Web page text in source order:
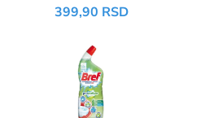
399,90 RSD